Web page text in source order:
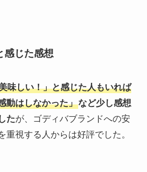
感じた感想
味しい！」と感じた人もいれば
動はしなかった」など少し感想
たが、ゴディバブランドへの安
重視する人からは好評でした。